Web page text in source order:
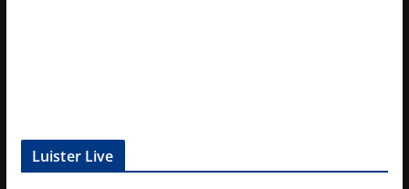
Luister Live